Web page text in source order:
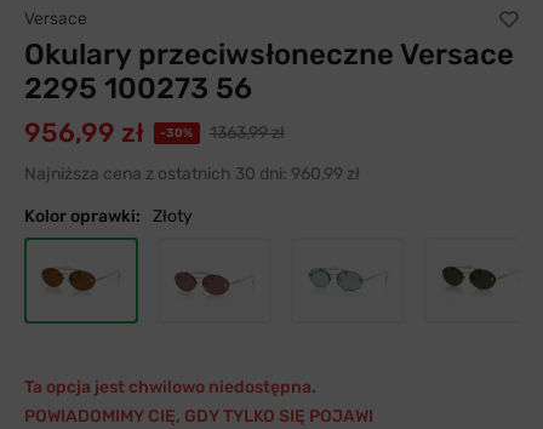
Versace
Okulary przeciwsłoneczne Versace
2295 100273 56
956,99 zł -30%
1363,99 zł
Najniższa cena z ostatnich 30 dni: 960,99 zł
Kolor oprawki: Złoty
Ta opcja jest chwilowo niedostępna.
POWIADOMIMY CIĘ, GDY TYLKO SIĘ POJAWI